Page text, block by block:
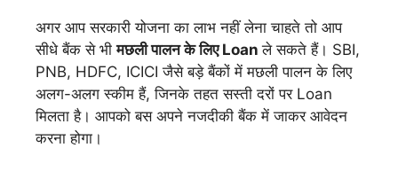
अगर आप सरकारी योजना का लाभ नहीं लेना चाहते तो आप
सीधे बैंक से भीमछली पालन के लिए Loanले सकते हैं। SBI,
PNB, HDFC, ICICI जैसे बड़े बैंकों में मछली पालन के लिए
अलग-अलग स्कीम हैं, जिनके तहत सस्ती दरों पर Loan
मिलता है। आपको बस अपने नजदीकी बैंक में जाकर आवेदन
करना होगा।